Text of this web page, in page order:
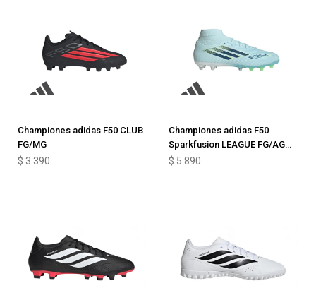
Championes adidas F50 CLUB
FG/MG
$ 3.390
Championes adidas F50
Sparkfusion LEAGUE FG/AG
Junior
$ 5.890